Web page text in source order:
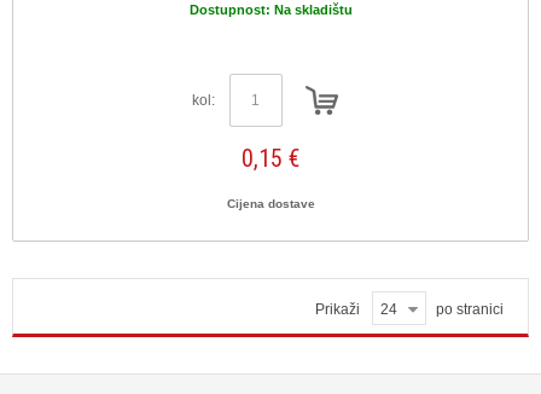
Dostupnost: Na skladištu
kol:
0,15 €
Cijena dostave
Prikaži 24 po stranici